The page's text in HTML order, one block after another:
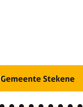
Gemeente Stekene